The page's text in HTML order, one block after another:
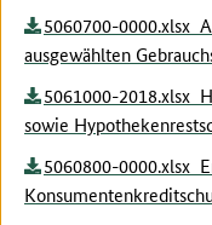
5060700-0000.xlsx
ausgewählten
5061000-2018.xlsx
sowie
5060800-0000.xlsx